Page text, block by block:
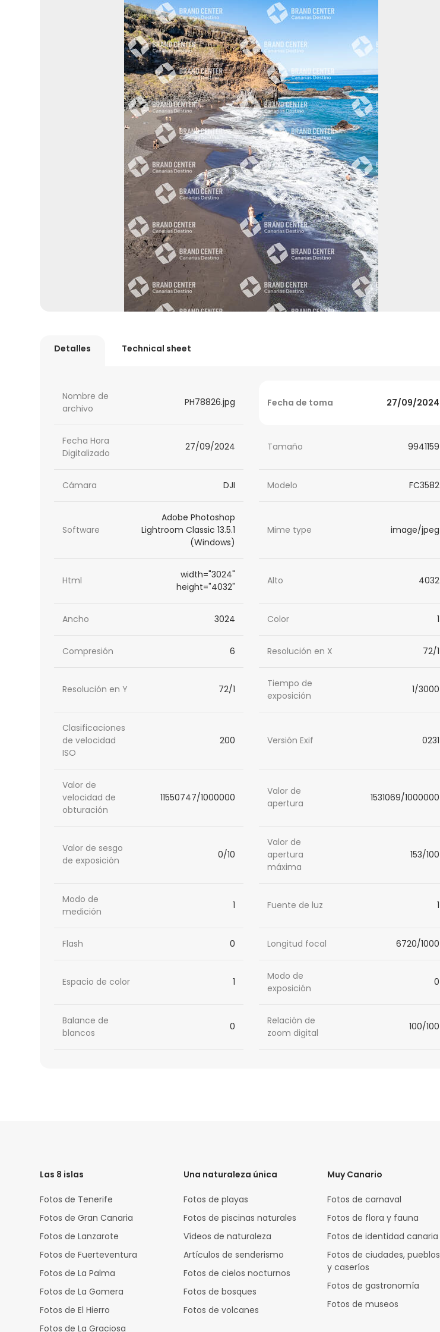
Detalles Technical sheet
Nombre de
archivo
PH78826.jpg Fecha de toma 27/09/2024
Fecha Hora
Digitalizado
27/09/2024 Tamaño 9941159
Cámara DJI Modelo FC3582
Software
Adobe Photoshop
Lightroom Classic 13.5.1
(Windows)
Mime type image/jpeg
Html
width="3024"
height="4032"
Alto 4032
Ancho 3024 Color 1
Compresión 6 Resolución en X 72/1
Resolución en Y 72/1
Tiempo de
exposición
1/3000
Clasificaciones
de velocidad
ISO
200 Versión Exif 0231
Valor de
velocidad de
obturación
11550747/1000000
Valor de
apertura
1531069/1000000
Valor de sesgo
de exposición
0/10
Valor de
apertura
máxima
153/100
Modo de
medición
1 Fuente de luz 1
Flash 0 Longitud focal 6720/1000
Espacio de color 1
Modo de
exposición
0
Balance de
blancos
0
Relación de
zoom digital
100/100
Las 8 islas
Fotos de Tenerife
Fotos de Gran Canaria
Fotos de Lanzarote
Fotos de Fuerteventura
Fotos de La Palma
Fotos de La Gomera
Fotos de El Hierro
Fotos de La Graciosa
Una naturaleza única
Fotos de playas
Fotos de piscinas naturales
Vídeos de naturaleza
Artículos de senderismo
Fotos de cielos nocturnos
Fotos de bosques
Fotos de volcanes
Muy Canario
Fotos de carnaval
Fotos de flora y fauna
Fotos de identidad canaria
Fotos de ciudades, pueblos
y caseríos
Fotos de gastronomía
Fotos de museos